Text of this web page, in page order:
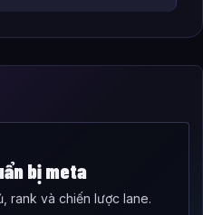
bị meta
rank và chiến lược lane.